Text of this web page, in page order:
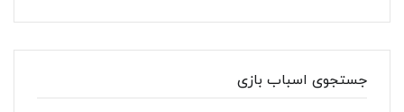
جستجوی اسباب بازی